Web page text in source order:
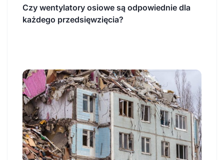
Czy wentylatory osiowe są odpowiednie dla
każdego przedsięwzięcia?